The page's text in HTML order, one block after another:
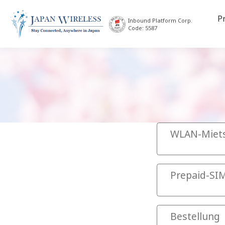
Inbound Platform Corp.
Code: 5587
WLAN-
Kann ich
Prepaid-
Kann ich
Bestellung